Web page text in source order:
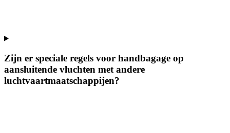
Zijn er speciale regels voor handbagage op
aansluitende vluchten met andere
luchtvaartmaatschappijen?